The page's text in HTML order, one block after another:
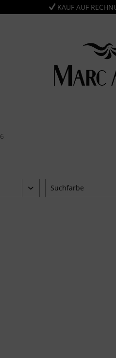
KAUF AUF
Suchfarbe